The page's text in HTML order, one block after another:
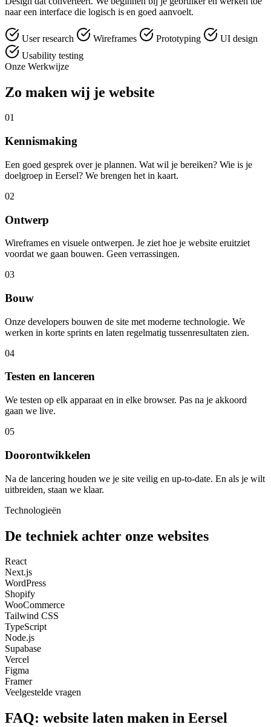
naar een interface die logisch is en goed aanvoelt.
User research Wireframes Prototyping
UI design
Usability testing
Onze Werkwijze
Zo maken wij je website
01
Kennismaking
Een goed gesprek over je plannen. Wat wil je bereiken? Wie is je
doelgroep in Eersel? We brengen het in kaart.
02
Ontwerp
Wireframes en visuele ontwerpen. Je ziet hoe je website eruitziet
voordat we gaan bouwen. Geen verrassingen.
03
Bouw
Onze developers bouwen de site met moderne technologie. We
werken in korte sprints en laten regelmatig tussenresultaten zien.
04
Testen en lanceren
We testen op elk apparaat en in elke browser. Pas na je akkoord
gaan we live.
05
Doorontwikkelen
Na de lancering houden we je site veilig en up-to-date. En als je wilt
uitbreiden, staan we klaar.
Technologieën
De techniek achter onze websites
React
Next.js
WordPress
Shopify
WooCommerce
Tailwind CSS
TypeScript
Node.js
Supabase
Vercel
Figma
Framer
Veelgestelde vragen
FAQ: website laten maken in Eersel